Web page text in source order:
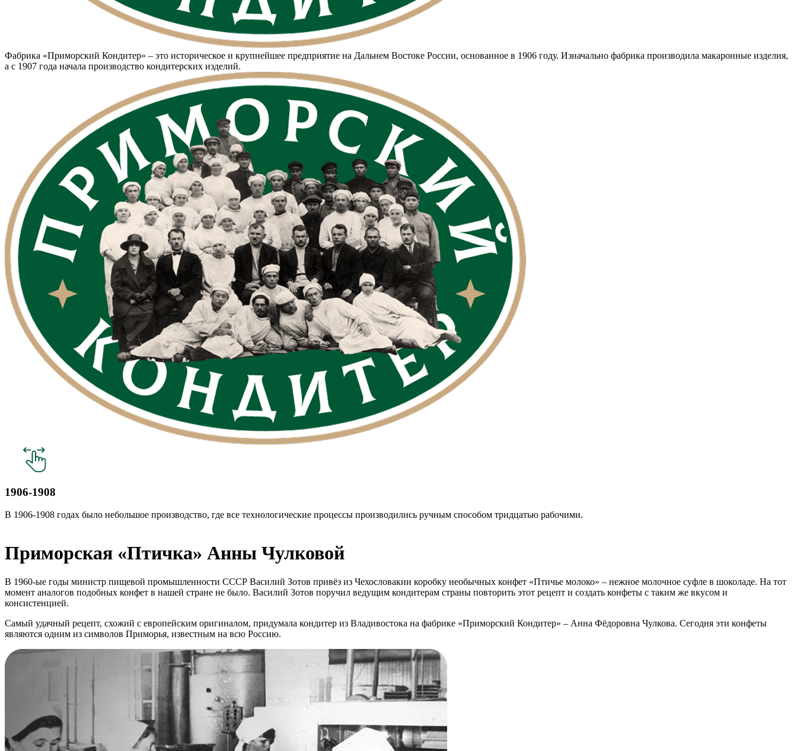
Фабрика «Приморский Кондитер» – это историческое и крупнейшее предприятие на Дальнем Востоке России, основанное в 1906 году. Изначально фабрика производила макаронные изделия,
а с 1907 года начала производство кондитерских изделий.
1906-1908
В 1906-1908 годах было небольшое производство, где все технологические процессы производились ручным способом тридцатью рабочими.
Приморская «Птичка» Анны Чулковой
В 1960-ые годы министр пищевой промышленности СССР Василий Зотов привёз из Чехословакии коробку необычных конфет «Птичье молоко» – нежное молочное суфле в шоколаде. На тот
момент аналогов подобных конфет в нашей стране не было. Василий Зотов поручил ведущим кондитерам страны повторить этот рецепт и создать конфеты с таким же вкусом и
консистенцией.
Самый удачный рецепт, схожий с европейским оригиналом, придумала кондитер из Владивостока на фабрике «Приморский Кондитер» – Анна Фёдоровна Чулкова. Сегодня эти конфеты
являются одним из символов Приморья, известным на всю Россию.